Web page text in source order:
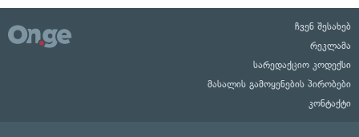
ჩვენ შესახებ
რეკლამა
სარედაქციო კოდექსი
მასალის გამოყენების პირობები
კონტაქტი